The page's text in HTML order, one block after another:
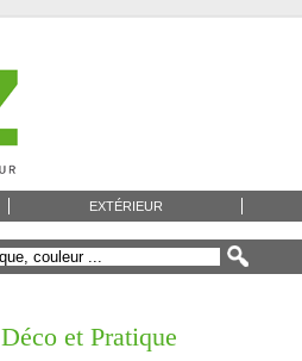
EXTÉRIEUR
Déco et Pratique